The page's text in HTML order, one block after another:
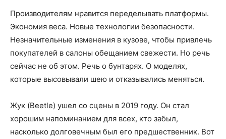
Производителям нравится переделывать платформы.
Экономия веса. Новые технологии безопасности.
Незначительные изменения в кузове, чтобы привлечь
покупателей в салоны обещанием свежести. Но речь
сейчас не об этом. Речь о бунтарях. О моделях,
которые высовывали шею и отказывались меняться.
Жук (Beetle) ушел со сцены в 2019 году. Он стал
хорошим напоминанием для всех, кто забыл,
насколько долговечным был его предшественник. Вот